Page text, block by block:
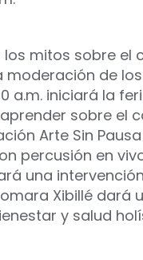
mitos sobre
de
a.m. iniciará la
sobre el
Arte Sin
percusión en
una
Xibillé dará
y salud